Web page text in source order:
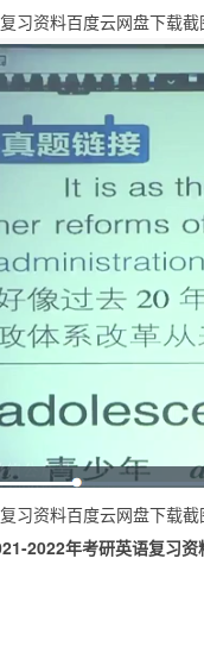
习资料百度云网盘下载
习资料百度云网盘下载截
2022年考研英语复习资